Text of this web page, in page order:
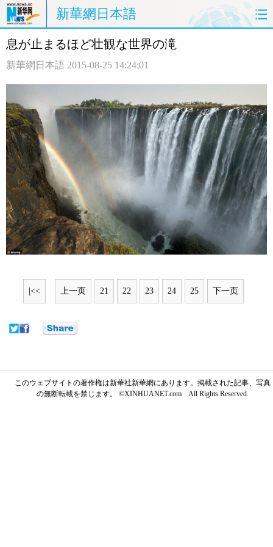
新華網日本語
ホームページ 政治
観光 評論 写真
中日対訳
息が止まるほど壮観な世界の滝
新華網日本語 2015-08-25 14:24:01
|<< 上一页 21 22 23 24 25 下一页
このウェブサイトの著作権は新華社新華網にあります。掲載された記事、写真
の無断転載を禁じます。 ©XINHUANET.com All Rights Reserved.